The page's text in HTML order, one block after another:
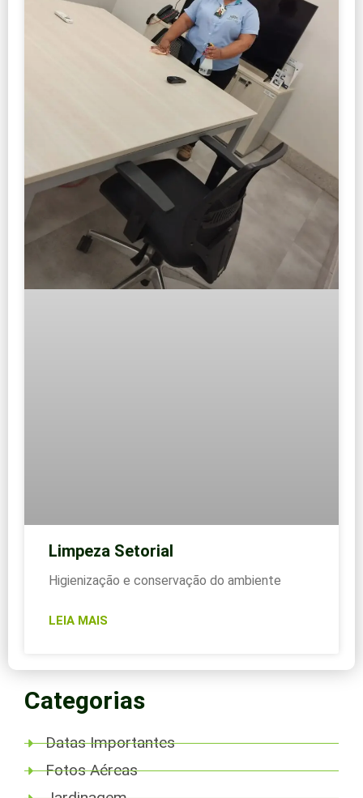
Limpeza Setorial
Higienização e conservação do ambiente
LEIA MAIS
Categorias
Datas Importantes
Fotos Aéreas